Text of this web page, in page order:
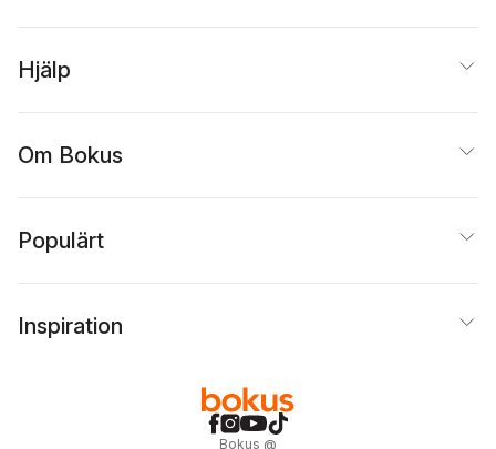
Hjälp
Om Bokus
Populärt
Inspiration
Bokus @